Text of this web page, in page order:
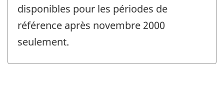
disponibles pour les périodes de
référence après novembre 2000
seulement.